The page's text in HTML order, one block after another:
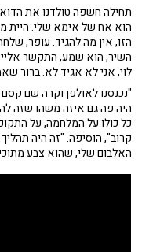
תחילה חשפה טולדנו את
הוא אח של אימא שלי. היית
הזו, אין מה להגיד. עופר,
השיר, הוא שמע, התקשר אליי
לוי, אני לא אגיד לא. ברור
"נכנסנו לאולפן וקרה שם
היה פה גם איזה משהו שזה
כל כולו על המלחמה, על
קרוב", הוסיפה. "זה היה
האלבום שלי, שהוא צבע